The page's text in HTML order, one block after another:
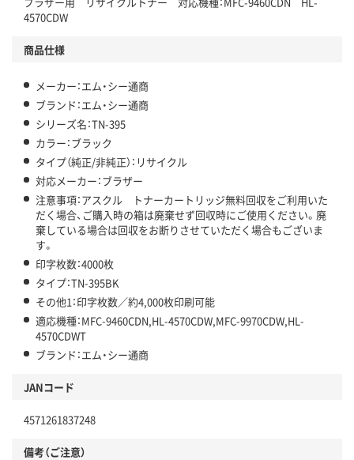
4570CDW
商品仕様
メーカー：エム・シー通商
ブランド：エム・シー通商
シリーズ名：TN-395
カラー：ブラック
タイプ（純正/非純正）：リサイクル
対応メーカー：ブラザー
注意事項：アスクル トナーカートリッジ無料回収をご利用いた
だく場合、ご購入時の箱は廃棄せず回収時にご使用ください。廃
棄している場合は回収をお断りさせていただく場合もございま
す。
印字枚数：4000枚
タイプ：TN-395BK
その他1：印字枚数／約4,000枚印刷可能
適応機種：MFC-9460CDN,HL-4570CDW,MFC-9970CDW,HL-
4570CDWT
ブランド：エム・シー通商
JANコード
4571261837248
備考（ご注意）